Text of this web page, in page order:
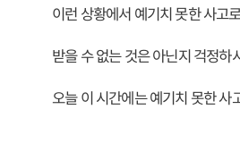
이런 상황에서 예기치 못한 사고
받을 수 없는 것은 아닌지 걱정하
오늘 이 시간에는 예기치 못한